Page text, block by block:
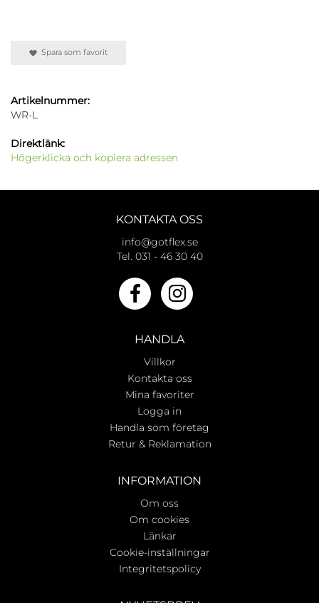
Spara som favorit
Artikelnummer:
WR-L
Direktlänk:
Högerklicka och kopiera adressen
KONTAKTA OSS
info@gotflex.se
Tel. 031 - 46 30 40
HANDLA
Villkor
Kontakta oss
Mina favoriter
Logga in
Handla som företag
Retur & Reklamation
INFORMATION
Om oss
Om cookies
Länkar
Cookie-inställningar
Integritetspolicy